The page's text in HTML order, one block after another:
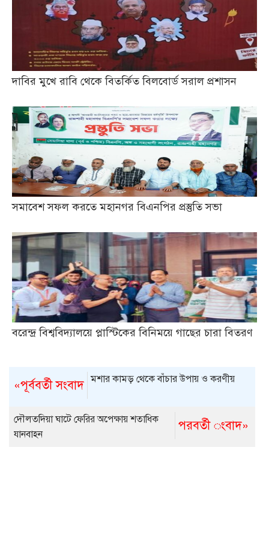
দাবির মুখে রাবি থেকে বিতর্কিত বিলবোর্ড সরাল প্রশাসন
সমাবেশ সফল করতে মহানগর বিএনপির প্রস্তুতি সভা
বরেন্দ্র বিশ্ববিদ্যালয়ে প্লাস্টিকের বিনিময়ে গাছের চারা বিতরণ
«পূর্ববর্তী সংবাদ মশার কামড় থেকে বাঁচার উপায় ও করণীয়
পরবর্তী ংবাদ»
দৌলতদিয়া ঘাটে ফেরির অপেক্ষায় শতাধিক
যানবাহন